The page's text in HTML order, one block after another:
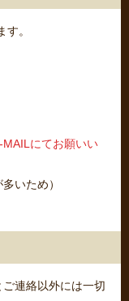
。
にてお願いい
いため）
連絡以外には一切